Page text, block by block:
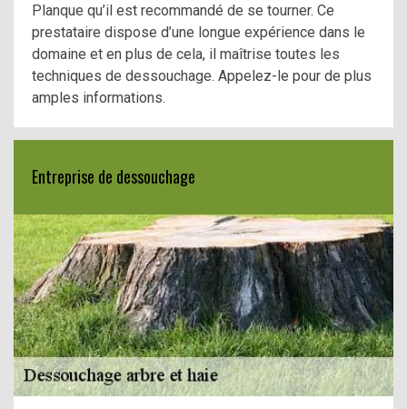
Planque qu’il est recommandé de se tourner. Ce
prestataire dispose d’une longue expérience dans le
domaine et en plus de cela, il maîtrise toutes les
techniques de dessouchage. Appelez-le pour de plus
amples informations.
Entreprise de dessouchage